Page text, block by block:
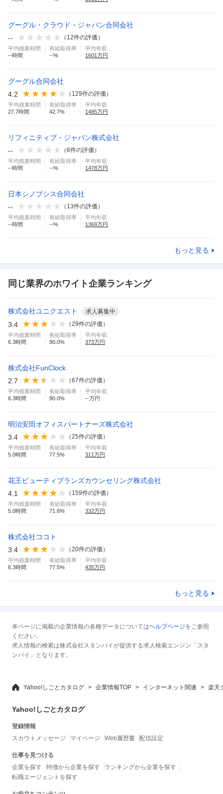
グーグル・クラウド・ジャパン合同会社
--
（ 12件の評価）
平均残業時間
--時間
有給取得率
--%
平均年収
1601 万円
グーグル合同会社
4.2
（ 129件の評価）
平均残業時間
27.7時間
有給取得率
42.7%
平均年収
1485万円
リフィニティブ・ジャパン株式会社
--
（6件の評価）
平均残業時間
--時間
有給取得率
--%
平均年収
1478万円
日本シノプシス合同会社
--
（ 13件の評価）
平均残業時間
--時間
有給取得率
--%
平均年収
1369万円
もっと見る
同じ業界のホワイト企業ランキング
株式会社ユニクエスト 求人募集中
3.4 （29件の評価）
平均残業時間
6.3時間
有給取得率
90.0%
平均年収
373万円
株式会社FunClock
2.7
（67件の評価）
平均残業時間
6.3時間
有給取得率
90.0%
平均年収
--万円
明治安田オフィスパートナーズ株式会社
3.4
（25件の評価）
平均残業時間
5.0時間
有給取得率
77.5%
平均年収
311 万円
花王ビューティブランズカウンセリング株式会社
4.1
（ 159件の評価）
平均残業時間
5.0時間
有給取得率
71.6%
平均年収
332万円
株式会社ココト
3.4
（20件の評価）
平均残業時間
6.3時間
有給取得率
77.5%
平均年収
435万円
もっと見る
本ページに掲載の企業情報の各種データについてはヘルプページをご参照
ください。
求人情報の検索は株式会社スタンバイが提供する求人検索エンジン「スタ
ンバイ」となります。
Yahoo!しごとカタログ 企業情報TOP インターネット関連 楽天
Yahoo!しごとカタログ
登録情報
スカウトメッセージ
マイページ Web履歴書 配信設定
仕事を見つける
企業を探す
特徴から企業を探す
ランキングから企業を探す
転職エージェントを探す